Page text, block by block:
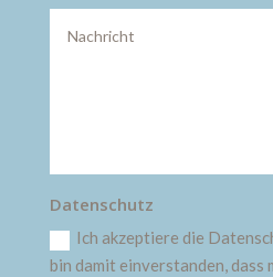
Datenschutz
Ich akzeptiere die
bin damit einverstanden, dass